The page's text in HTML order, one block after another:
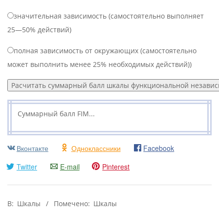
значительная зависимость (самостоятельно выполняет
25—50% действий)
полная зависимость от окружающих (самостоятельно
может выполнить менее 25% необходимых действий))
Суммарный балл FIM...
Вконтакте Одноклассники
Facebook
Twitter
E-mail Pinterest
07-
В: Шкалы Помечено: Шкалы